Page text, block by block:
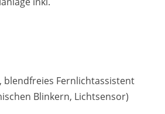
blendfreies Fernlichtassistent
Blinkern, Lichtsensor)